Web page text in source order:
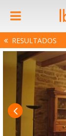
RESULTADOS